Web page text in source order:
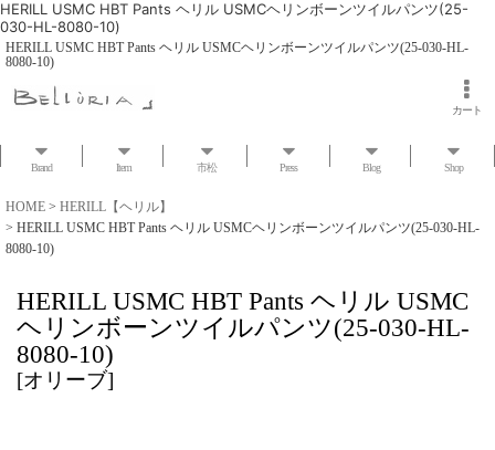
HERILL USMC HBT Pants ヘリル USMCヘリンボーンツイルパンツ(25-
030-HL-8080-10)
HERILL USMC HBT Pants ヘリル USMCヘリンボーンツイルパンツ(25-030-HL-
8080-10)
カート
Brand Item 市松 Press Blog Shop
HOME > HERILL【ヘリル】
> HERILL USMC HBT Pants ヘリル USMCヘリンボーンツイルパンツ(25-030-HL-
8080-10)
HERILL USMC HBT Pants ヘリル USMC
ヘリンボーンツイルパンツ(25-030-HL-
8080-10)
[オリーブ]